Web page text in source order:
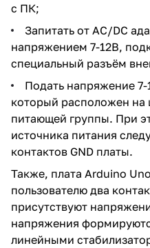
с ПК;
Запитать от AC/DC
напряжением 7-12В,
специальный разъём
Подать напряжение
который расположен на
питающей группы. При
источника питания
контактов GND платы.
Также, плата Arduino
пользователю два
присутствуют
напряжения
линейными